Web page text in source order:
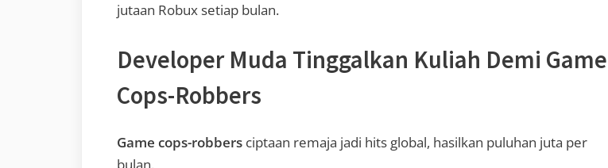
jutaan Robux setiap bulan.
Developer Muda Tinggalkan Kuliah Demi Game
Cops-Robbers
Game cops-robbers ciptaan remaja jadi hits global, hasilkan puluhan juta per
bulan.